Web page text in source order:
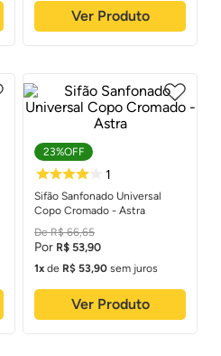
Ver Produto
23%OFF
1
Sifão Sanfonado Universal
Copo Cromado - Astra
R$ 66,65
R$ 53,90
1
de R$ 53,90 sem juros
Ver Produto